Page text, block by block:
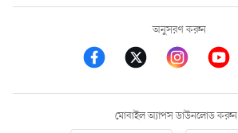
অনুসরণ করুন
মোবাইল অ্যাপস ডাউনলোড করুন